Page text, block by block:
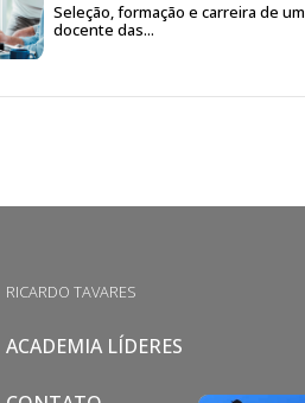
Seleção, formação e carreira de um
docente das...
RICARDO TAVARES
ACADEMIA LÍDERES